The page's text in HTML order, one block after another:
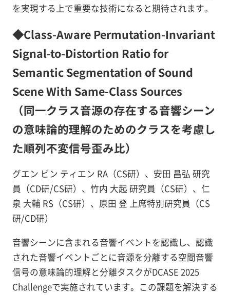
を実現する上で重要な技術になると期待されます。
◆Class-Aware Permutation-Invariant
Signal-to-Distortion Ratio for
Semantic Segmentation of Sound
Scene With Same-Class Sources
（同一クラス音源の存在する音響シーン
の意味論的理解のためのクラスを考慮し
た順列不変信号歪み比）
グエン ビン ティエン RA（CS研）、安田 昌弘 研究
員（CD研/CS研）、竹内 大起 研究員（CS研）、仁
泉 大輔 RS（CS研）、原田 登 上席特別研究員（CS
研/CD研）
音響シーンに含まれる音響イベントを認識し、認識
された音響イベントごとに音源を分離する空間音響
信号の意味論的理解と分離タスクがDCASE 2025
Challengeで実施されています。この課題を解決する